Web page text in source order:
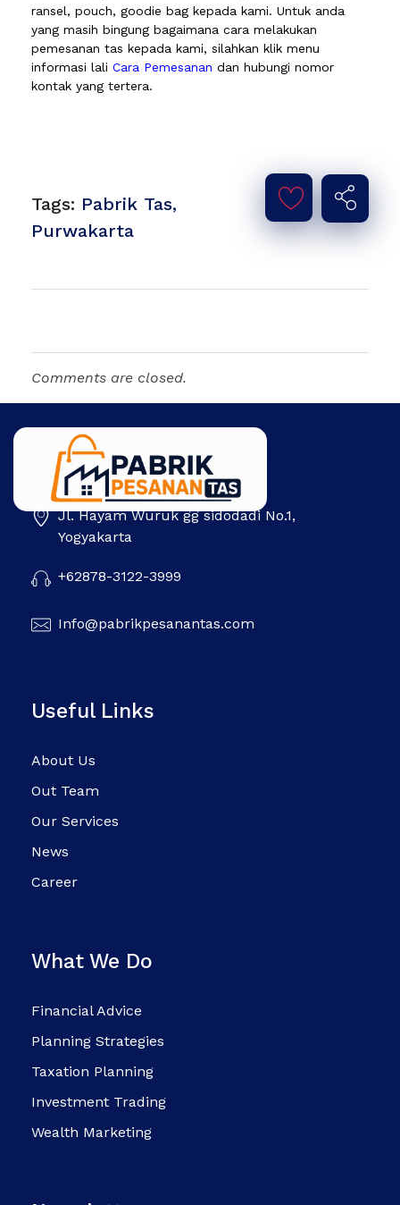
ransel, pouch, goodie bag kepada kami. Untuk anda
yang masih bingung bagaimana cara melakukan
pemesanan tas kepada kami, silahkan klik menu
informasi lali Cara Pemesanan dan hubungi nomor
kontak yang tertera.
Tags: Pabrik Tas,
Purwakarta
Comments are closed.
Pabrik Pesanan Tas Jl. Hayam Wuruk gg sidodadi No.1,
Yogyakarta
+62878-3122-3999
Info@pabrikpesanantas.com
Useful Links
About Us
Out Team
Our Services
News
Career
What We Do
Financial Advice
Planning Strategies
Taxation Planning
Investment Trading
Wealth Marketing